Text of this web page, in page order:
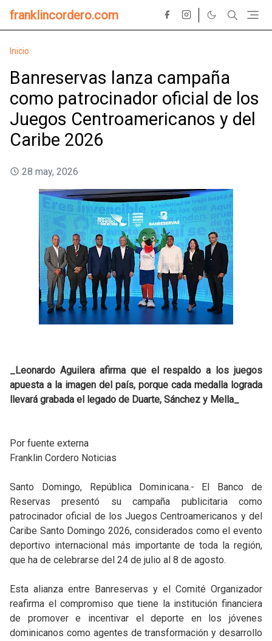
franklincordero.com
Inicio
Banreservas lanza campaña
como patrocinador oficial de los
Juegos Centroamericanos y del
Caribe 2026
28 may, 2026
_Leonardo Aguilera afirma que el respaldo a los juegos
apuesta a la imagen del país, porque cada medalla lograda
llevará grabada el legado de Duarte, Sánchez y Mella_
Por fuente externa
Franklin Cordero Noticias
Santo Domingo, República Dominicana.- El Banco de
Reservas presentó su campaña publicitaria como
patrocinador oficial de los Juegos Centroamericanos y del
Caribe Santo Domingo 2026, considerados como el evento
deportivo internacional más importante de toda la región,
que ha de celebrarse del 24 de julio al 8 de agosto.
Esta alianza entre Banreservas y el Comité Organizador
reafirma el compromiso que tiene la institución financiera
de promover e incentivar el deporte en los jóvenes
dominicanos como agentes de transformación y desarrollo